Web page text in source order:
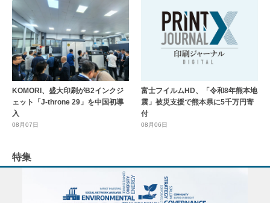
KOMORI、盛大印刷がB2インクジ
ェット「J-throne 29」を中国初導
入
08月07日
富士フイルムHD、「令和8年熊本地
震」被災支援で熊本県に5千万円寄
付
08月06日
特集